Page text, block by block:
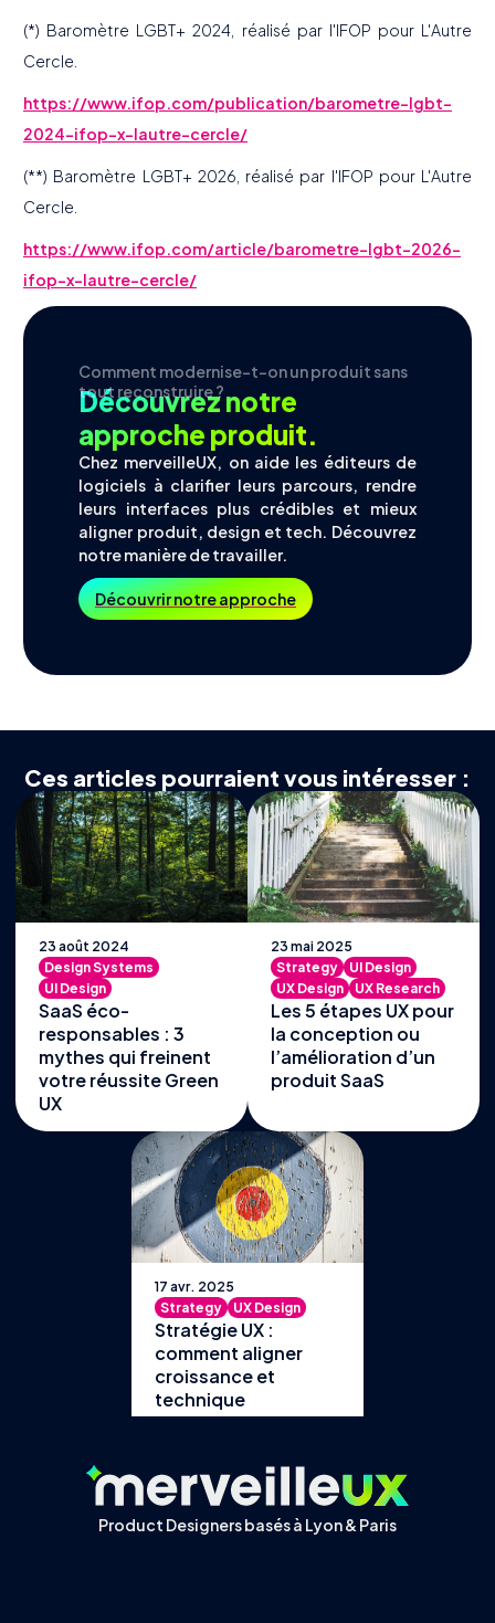
(*) Baromètre LGBT+ 2024, réalisé par l'IFOP pour L'Autre
Cercle.
https://www.ifop.com/publication/barometre-lgbt-
2024-ifop-x-lautre-cercle/
(**) Baromètre LGBT+ 2026, réalisé par l'IFOP pour L'Autre
Cercle.
https://www.ifop.com/article/barometre-lgbt-2026-
ifop-x-lautre-cercle/
Comment modernise-t-on un produit sans
tout reconstruire ?
Découvrez notre
approche produit.
Chez merveilleUX, on aide les éditeurs de
logiciels à clarifier leurs parcours, rendre
leurs interfaces plus crédibles et mieux
aligner produit, design et tech. Découvrez
notre manière de travailler.
Découvrir notre approche
Ces articles pourraient vous intéresser :
23 août 2024
Design Systems
UI Design
SaaS éco-
responsables : 3
mythes qui freinent
votre réussite Green
UX
23 mai 2025
Strategy
UI Design
UX Design
UX Research
Les 5 étapes UX pour
la conception ou
l’amélioration d’un
produit SaaS
17 avr. 2025
Strategy
UX Design
Stratégie UX :
comment aligner
croissance et
technique
Product Designers basés à Lyon & Paris